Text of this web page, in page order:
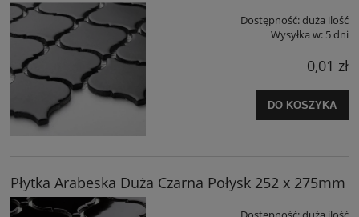
Dostępność:duża ilość
Wysyłka w: 5 dni
0,01 zł
DO KOSZYKA
Płytka Arabeska Duża Czarna Połysk 252 x 275mm